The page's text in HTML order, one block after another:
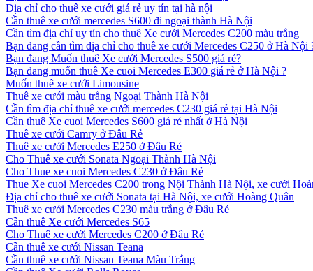
Địa chỉ cho thuê xe cưới giá rẻ uy tín tại hà nội
Cần thuê xe cưới mercedes S600 đi ngoại thành Hà Nội
Cần tìm địa chỉ uy tín cho thuê Xe cưới Mercedes C200 màu trắng
Bạn đang cần tìm địa chỉ cho thuê xe cưới Mercedes C250 ở Hà Nội
Bạn đang Muốn thuê Xe cưới Mercedes S500 giá rẻ?
Bạn đang muốn thuê Xe cuoi Mercedes E300 giá rẻ ở Hà Nội ?
Muốn thuê xe cưới Limousine
Thuê xe cưới màu trắng Ngoại Thành Hà Nội
Cần tìm địa chỉ thuê xe cưới mercedes C230 giá rẻ tại Hà Nội
Cần thuê Xe cuoi Mercedes S600 giá rẻ nhất ở Hà Nội
Thuê xe cưới Camry ở Đâu Rẻ
Thuê xe cưới Mercedes E250 ở Đâu Rẻ
Cho Thuê xe cưới Sonata Ngoại Thành Hà Nội
Cho Thue xe cuoi Mercedes C230 ở Đâu Rẻ
Thue Xe cuoi Mercedes C200 trong Nội Thành Hà Nội, xe cưới
Địa chỉ cho thuê xe cưới Sonata tại Hà Nội, xe cưới Hoàng Quân
Thuê xe cưới Mercedes C230 màu trắng ở Đâu Rẻ
Cần thuê Xe cưới Mercedes S65
Cho Thuê xe cưới Mercedes C200 ở Đâu Rẻ
Cần thuê xe cưới Nissan Teana
Cần thuê xe cưới Nissan Teana Màu Trắng